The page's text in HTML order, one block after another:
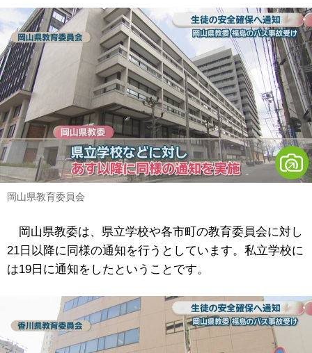
岡山県教育委員会
岡山県教委は、県立学校や各市町の教育委員会に対し
21日以降に同様の通知を行うとしています。私立学校に
は19日に通知をしたということです。